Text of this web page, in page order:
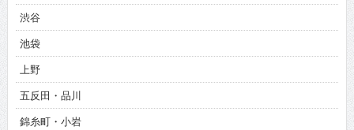
渋谷
池袋
上野
五反田・品川
錦糸町・小岩